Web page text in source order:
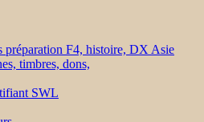
préparation F4, histoire, DX Asie
timbres, dons,
SWL